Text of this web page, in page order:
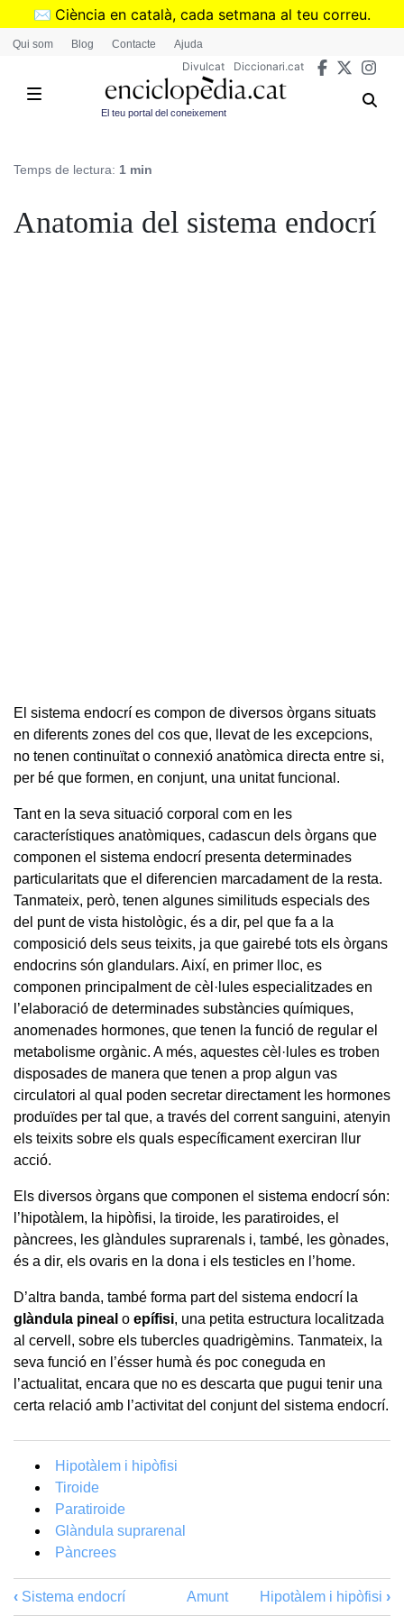
Vés
✉️ Ciència en català, cada setmana al teu correu.
➜Subscriu-te al butlletí de Divulcat
Qui som Blog Contacte Ajuda
Divulcat Diccionari.cat
El teu portal del coneixement
Temps de lectura: 1 min
Anatomia del sistema endocrí
El sistema endocrí es compon de diversos òrgans situats
en diferents zones del cos que, llevat de les excepcions,
no tenen continuïtat o connexió anatòmica directa entre si,
per bé que formen, en conjunt, una unitat funcional.
Tant en la seva situació corporal com en les
característiques anatòmiques, cadascun dels òrgans que
componen el sistema endocrí presenta determinades
particularitats que el diferencien marcadament de la resta.
Tanmateix, però, tenen algunes similituds especials des
del punt de vista histològic, és a dir, pel que fa a la
composició dels seus teixits, ja que gairebé tots els òrgans
endocrins són glandulars. Així, en primer lloc, es
componen principalment de cèl·lules especialitzades en
l’elaboració de determinades substàncies químiques,
anomenades hormones, que tenen la funció de regular el
metabolisme orgànic. A més, aquestes cèl·lules es troben
disposades de manera que tenen a prop algun vas
circulatori al qual poden secretar directament les hormones
produïdes per tal que, a través del corrent sanguini, atenyin
els teixits sobre els quals específicament exerciran llur
acció.
Els diversos òrgans que componen el sistema endocrí són:
l’hipotàlem, la hipòfisi, la tiroide, les paratiroides, el
pàncrees, les glàndules suprarenals i, també, les gònades,
és a dir, els ovaris en la dona i els testicles en l’home.
D’altra banda, també forma part del sistema endocrí la
glàndula pineal o epífisi, una petita estructura localitzada
al cervell, sobre els tubercles quadrigèmins. Tanmateix, la
seva funció en l’ésser humà és poc coneguda en
l’actualitat, encara que no es descarta que pugui tenir una
certa relació amb l’activitat del conjunt del sistema endocrí.
Hipotàlem i hipòfisi
Tiroide
Paratiroide
Glàndula suprarenal
Pàncrees
‹ Sistema endocrí Amunt Hipotàlem i hipòfisi ›